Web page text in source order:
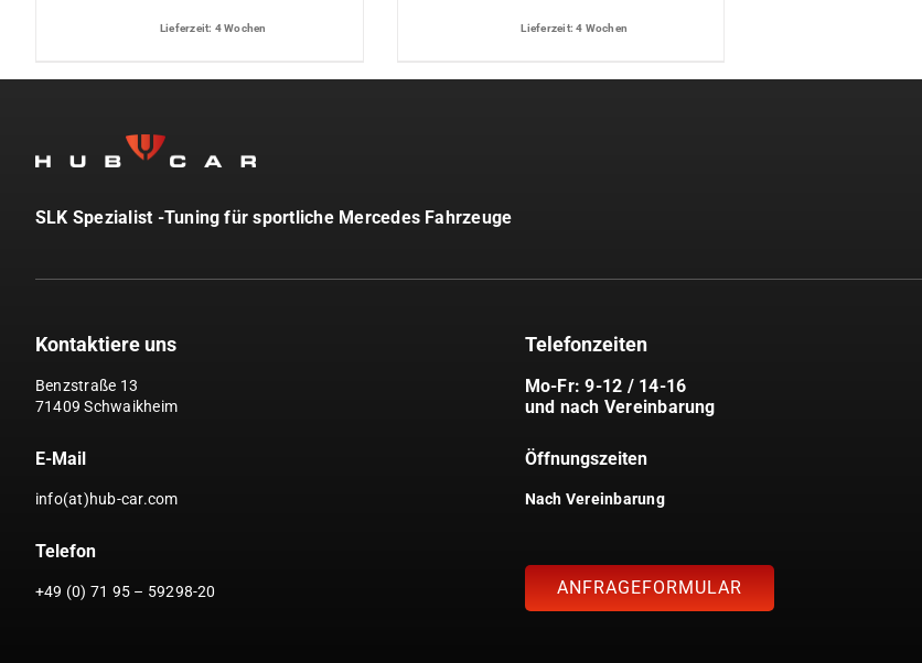
Lieferzeit: 4 Wochen Lieferzeit:4 Wochen
SLK Spezialist -Tuning für sportliche Mercedes Fahrzeuge
Kontaktiere uns
Benzstraße 13
71409 Schwaikheim
E-Mail
info(at)hub-car.com
Telefon
+49 (0) 71 95 – 59298-20
Telefonzeiten
Mo-Fr: 9-12 / 14-16
und nach Vereinbarung
Öffnungszeiten
Nach Vereinbarung
ANFRAGEFORMULAR